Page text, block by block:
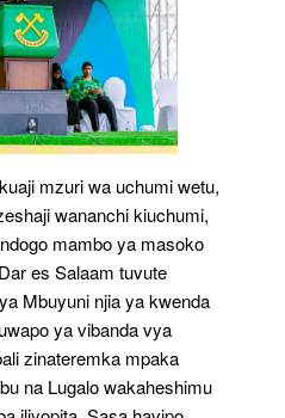
mzuri wa uchumi wetu,
wananchi kiuchumi,
mambo ya masoko
es Salaam tuvute
Mbuyuni njia ya kwenda
ya vibanda vya
zinateremka mpaka
na Lugalo wakaheshimu